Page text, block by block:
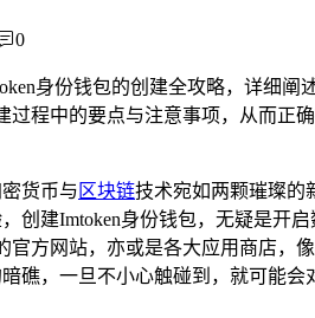
0
身份钱包的创建全攻略，详细
程中的要点与注意事项，从而正
货币与 区块链技术宛如两颗璀璨的
创建Imtoken身份钱包，无疑是开
官方网站，亦或是各大应用商店，
礁，一旦不小心触碰到，就可能